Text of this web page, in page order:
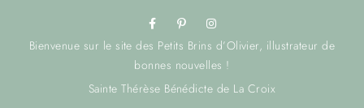
Bienvenue sur le site des Petits Brins d’Olivier, illustrateur de
bonnes nouvelles !
Sainte Thérèse Bénédicte de La Croix